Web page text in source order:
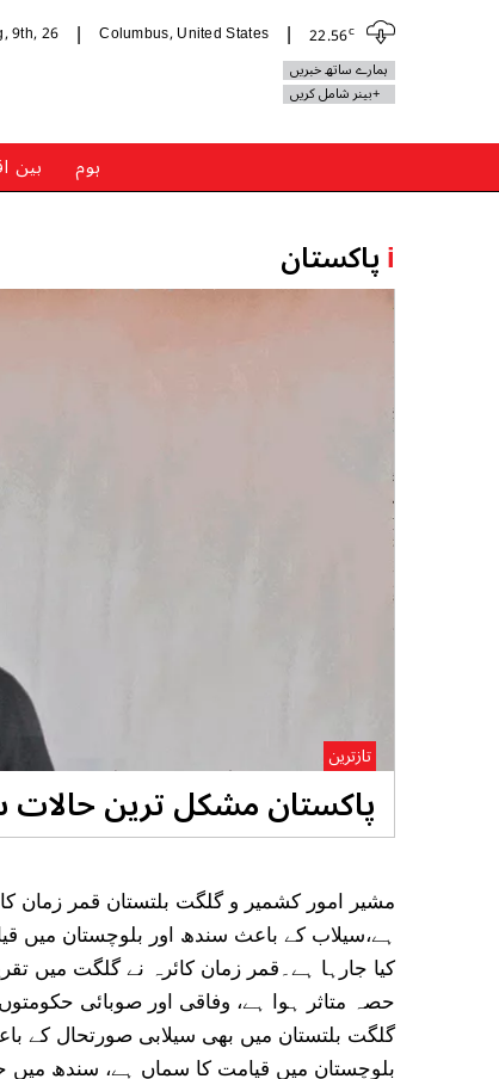
22.56c
Columbus, United States
9th, 26
ہمارے ساتھ خبریں
+بینر شامل کریں
ہوم بین
iپاکستان
پاکستان مشکل ترین حالات
تازترین
مشیر امور کشمیر و گلگت بلتستان قمر زمان
ہے،سیلاب کے باعث سندھ اور بلوچستان میں
کیا جارہا ہے۔قمر زمان کائرہ نے گلگت میں
حصہ متاثر ہوا ہے، وفاقی اور صوبائی
گلگت بلتستان میں بھی سیلابی صورتحال کے
بلوچستان میں قیامت کا سماں ہے، سندھ میں